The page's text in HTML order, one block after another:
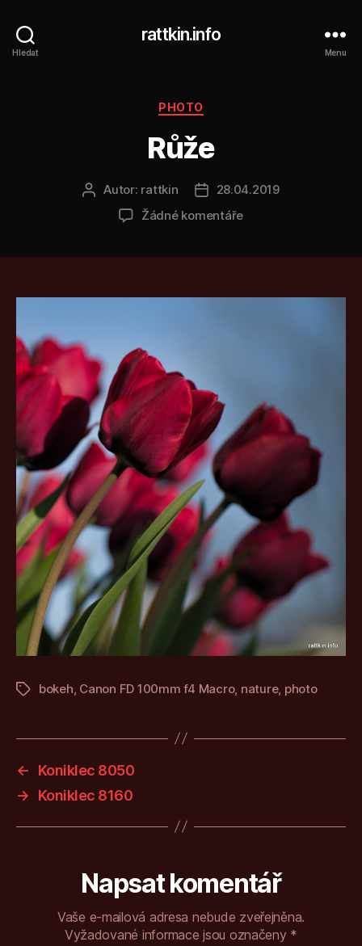
Hledat
rattkin.info
Menu
Rubriky
PHOTO
Růže
Autor
příspěvku
Autor: rattkin
Datum
příspěvku
28.04.2019
Žádné komentářeu
Štítkybokeh Canon FD 100mm f4 Macro, nature, photo
←
Koniklec 8050
→
Koniklec 8160
Napsat komentář
Vaše e-mailová adresa nebude zveřejněna.
Vyžadované informace jsou označeny *